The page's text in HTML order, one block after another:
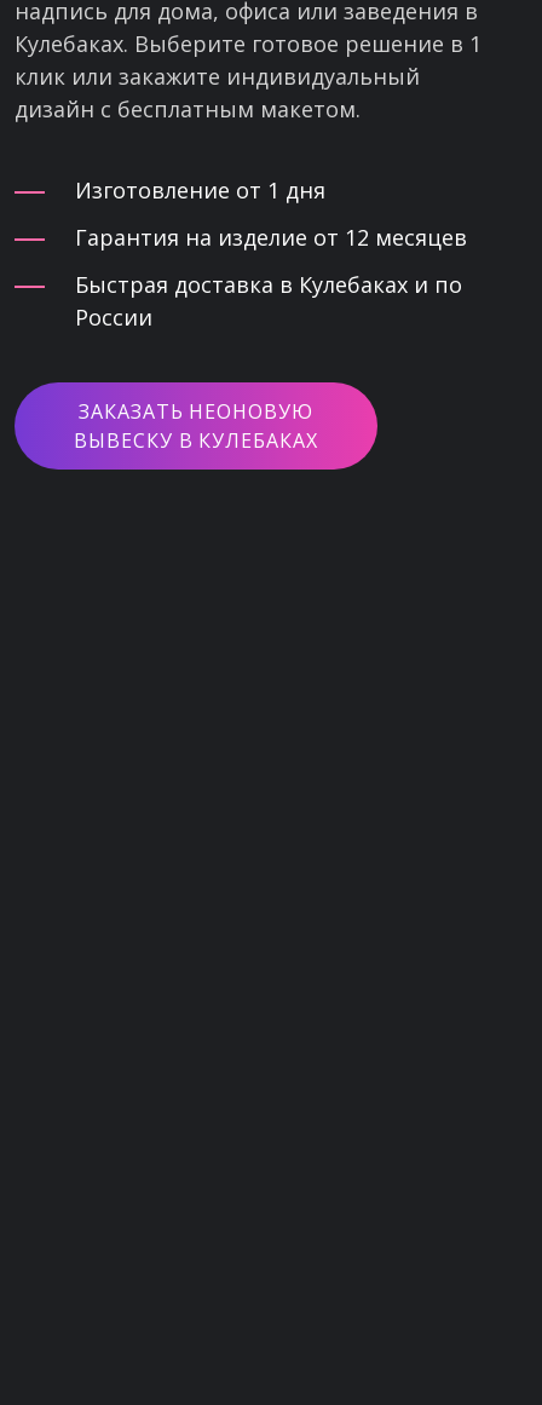
надпись для дома, офиса или заведения в
Кулебаках. Выберите готовое решение в 1
клик или закажите индивидуальный
дизайн с бесплатным макетом.
Изготовление от 1 дня
Гарантия на изделие от 12 месяцев
Быстрая доставка в Кулебаках и по
России
ЗАКАЗАТЬ НЕОНОВУЮ
ВЫВЕСКУ В КУЛЕБАКАХ